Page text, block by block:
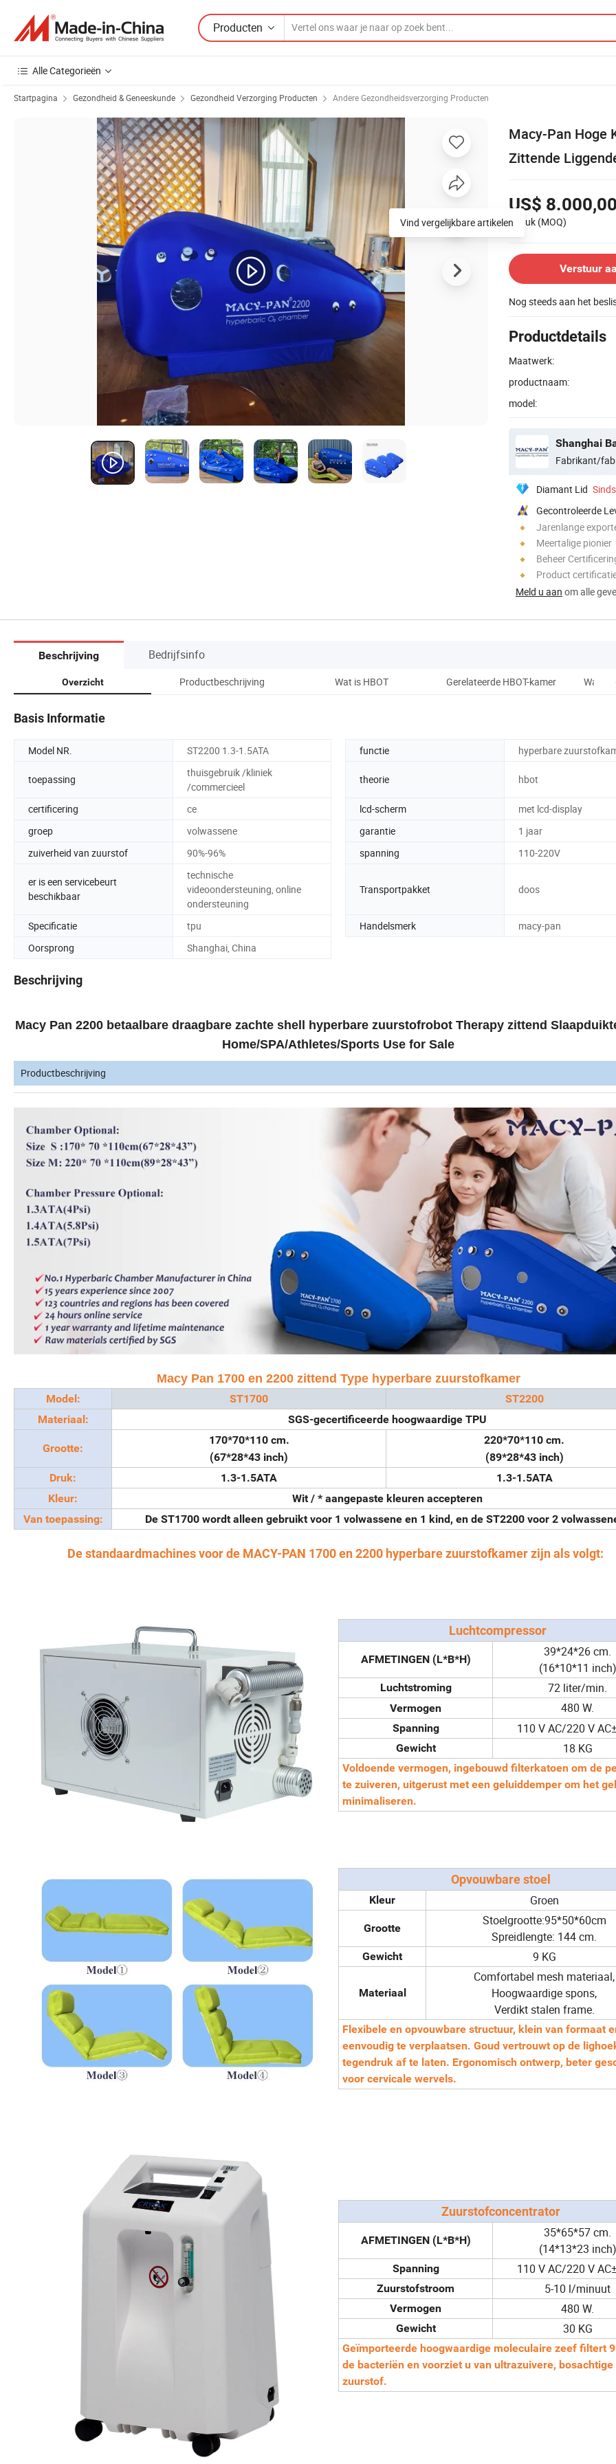
Producten
Alle Categorieën
Startpagina Gezondheid & Geneeskunde Gezondheid Verzorging Producten Andere Gezondheidsverzorging Producten
Macy-Pan Hoge
Zittende
US$
1 Stuk (MOQ)
Verstuur
Nog steeds aan het
Productdetails
Maatwerk:
productnaam:
model:
Shanghai
Fabrikant/
Diamant Lid
Gecontroleerde
Jarenlange
Meertalige pionier
Beheer
Product
Meld u aan om alle
Vind vergelijkbare artikelen
Beschrijving Bedrijfsinfo
Overzicht Productbeschrijving Wat is HBOT Gerelateerde HBOT-kamer
Basis Informatie
Model NR. ST2200 1.3-1.5ATA functie hyperbare
toepassing
thuisgebruik /kliniek
/commercieel
theorie hbot
certificering ce lcd-scherm
met lcd-display
groep
volwassene garantie
1 jaar
zuiverheid van zuurstof
90%-96% spanning 110-220V
er is een servicebeurt
beschikbaar
technische
videoondersteuning, online
ondersteuning
Transportpakket doos
Specificatie tpu Handelsmerk
macy-pan
Oorsprong
Shanghai, China
Beschrijving
Macy Pan 2200 betaalbare draagbare zachte shell hyperbare zuurstofrobot Therapy zittend
Home/SPA/Athletes/Sports Use for Sale
Productbeschrijving
Macy Pan 1700 en 2200 zittend Type hyperbare zuurstofkamer
Model: ST1700
ST2200
Materiaal:
SGS-gecertificeerde hoogwaardige TPU
Grootte:
170*70*110 cm.
(67*28*43 inch)
220*70*110 cm.
(89*28*43 inch)
Druk:
1.3-1.5ATA
1.3-1.5ATA
Kleur:
Wit / * aangepaste kleuren accepteren
Van toepassing:
De ST1700 wordt alleen gebruikt voor 1 volwassene en 1 kind, en de ST2200 voor 2
De standaardmachines voor de MACY-PAN 1700 en 2200 hyperbare zuurstofkamer zijn als volgt:
Luchtcompressor
AFMETINGEN (L*B*H)
39*24*26 cm.
(16*10*11 inch)
Luchtstroming 72 liter/min.
Vermogen 480 W.
Spanning 110 V AC/220 V
Gewicht 18 KG
Voldoende vermogen, ingebouwd filterkatoen om de
te zuiveren, uitgerust met een geluiddemper om het
minimaliseren.
Opvouwbare stoel
Kleur Groen
Grootte
Stoelgrootte:95*50*60cm
Spreidlengte: 144 cm.
Gewicht 9 KG
Materiaal
Comfortabel mesh materiaal,
Hoogwaardige spons,
Verdikt stalen frame.
Flexibele en opvouwbare structuur, klein van formaat
eenvoudig te verplaatsen. Goud vertrouwt op de
tegendruk af te laten. Ergonomisch ontwerp, beter
voor cervicale wervels.
Zuurstofconcentrator
AFMETINGEN (L*B*H)
35*65*57 cm.
(14*13*23 inch)
Spanning 110 V AC/220 V
Zuurstofstroom 5-10 l/minuut
Vermogen 480 W.
Gewicht 30 KG
Geïmporteerde hoogwaardige moleculaire zeef filtert
de bacteriën en voorziet u van ultrazuivere, bosachtige
zuurstof.